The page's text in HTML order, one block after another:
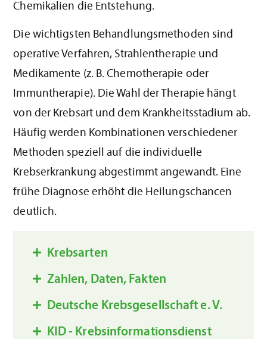
Chemikalien die Entstehung.
Die wichtigsten Behandlungsmethoden sind
operative Verfahren, Strahlentherapie und
Medikamente (z. B. Chemotherapie oder
Immuntherapie). Die Wahl der Therapie hängt
von der Krebsart und dem Krankheitsstadium ab.
Häufig werden Kombinationen verschiedener
Methoden speziell auf die individuelle
Krebserkrankung abgestimmt angewandt. Eine
frühe Diagnose erhöht die Heilungschancen
deutlich.
Krebsarten
Zahlen, Daten, Fakten
Deutsche Krebsgesellschaft e. V.
KID - Krebsinformationsdienst